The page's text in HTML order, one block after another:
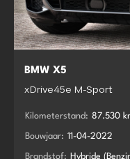
BMW X5
xDrive45e M-Sport
Kilometerstand: 87.530
Bouwjaar: 11-04-2022
Brandstof: Hybride